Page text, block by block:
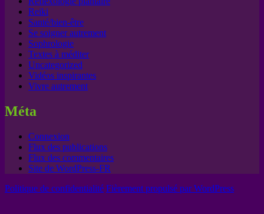
Reiki
Santé/bien-être
Se soigner autrement
Sophrologie
Textes à méditer
Uncategorized
Vidéos inspirantes
Vivre autrement
Méta
Connexion
Flux des publications
Flux des commentaires
Site de WordPress-FR
Politique de confidentialité Fièrement propulsé par WordPress